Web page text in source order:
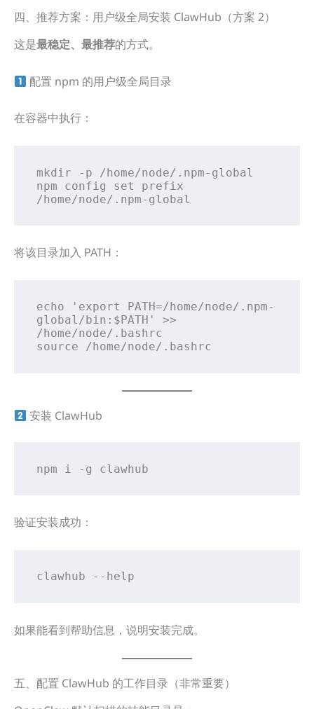
四、推荐方案：用户级全局安装 ClawHub（方案 2）
这是最稳定、最推荐的方式。
配置 npm 的用户级全局目录
在容器中执行：
mkdir -p /home/node/.npm-global
npm config set prefix
/home/node/.npm-global
将该目录加入 PATH：
echo 'export PATH=/home/node/.npm-
global/bin:$PATH' >>
/home/node/.bashrc
source /home/node/.bashrc
安装 ClawHub
npm i -g clawhub
验证安装成功：
clawhub --help
如果能看到帮助信息，说明安装完成。
五、配置 ClawHub 的工作目录（非常重要）